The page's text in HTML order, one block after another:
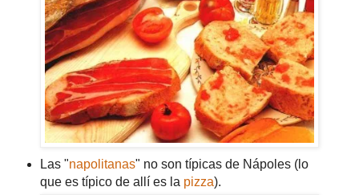
Las "napolitanas" no son típicas de Nápoles (lo
que es típico de allí es la pizza).